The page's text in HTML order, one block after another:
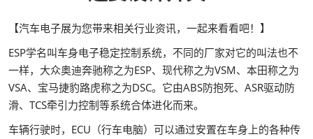
【汽车电子展为您带来相关行业资讯，一起来看看吧！】
ESP学名叫车身电子稳定控制系统，不同的厂家对它的叫法也不
一样，大众奥迪奔驰称之为ESP、现代称之为VSM、本田称之为
VSA、宝马捷豹路虎称之为DSC。它由ABS防抱死、ASR驱动防
滑、TCS牵引力控制等系统合体进化而来。
车辆行驶时，ECU（行车电脑）可以通过安置在车身上的各种传